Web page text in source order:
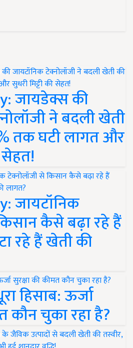
जायडेक्स की
ने बदली खेती
तक घटी लागत और
सेहत!
जायटॉनिक
कैसे बढ़ा रहे हैं
रहे हैं खेती की
हिसाब: ऊर्जा
कौन चुका रहा है?